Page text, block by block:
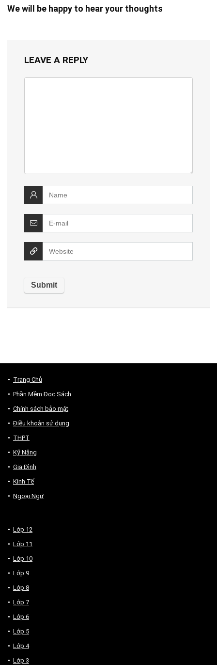
We will be happy to hear your thoughts
LEAVE A REPLY
Trang Chủ
Phần Mềm Đọc Sách
Chính sách bảo mật
Điều khoản sử dụng
THPT
Kỹ Năng
Gia Đình
Kinh Tế
Ngoại Ngữ
Lớp 12
Lớp 11
Lớp 10
Lớp 9
Lớp 8
Lớp 7
Lớp 6
Lớp 5
Lớp 4
Lớp 3